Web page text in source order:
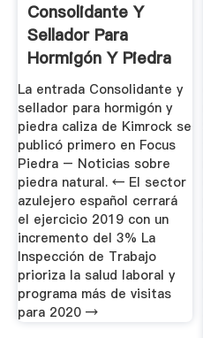
Consolidante Y
Sellador Para
Hormigón Y Piedra
Caliza De ...
La entrada Consolidante y
sellador para hormigón y
piedra caliza de Kimrock se
publicó primero en Focus
Piedra – Noticias sobre
piedra natural. ← El sector
azulejero español cerrará
el ejercicio 2019 con un
incremento del 3% La
Inspección de Trabajo
prioriza la salud laboral y
programa más de visitas
para 2020 →